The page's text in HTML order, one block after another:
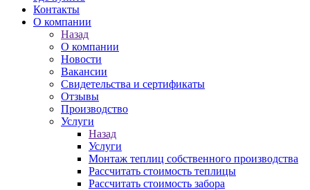
Контакты
О компании
Назад
О компании
Новости
Вакансии
Свидетельства и сертификаты
Отзывы
Производство
Услуги
Назад
Услуги
Монтаж теплиц собственного производства
Рассчитать стоимость теплицы
Рассчитать стоимость забора